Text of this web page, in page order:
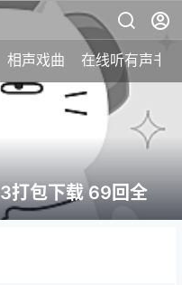
相声戏曲 在线听有声书
打包下载 69回全